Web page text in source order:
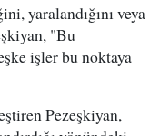
yaralandığını veya
"Bu
işler bu noktaya
Pezeşkiyan,